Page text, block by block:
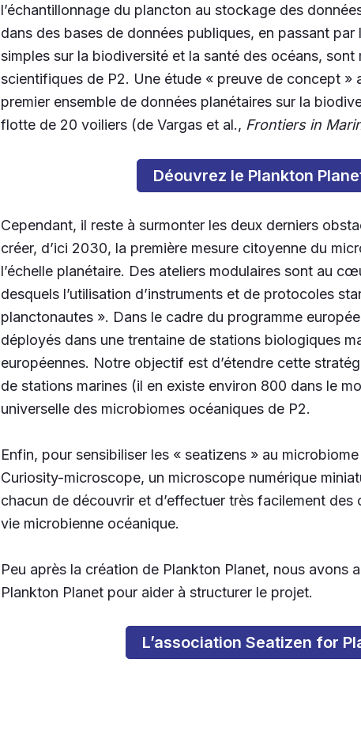
l’échantillonnage du plancton au stockage des
dans des bases de données publiques, en passant par
simples sur la biodiversité et la santé des océans, sont
scientifiques de P2. Une étude « preuve de concept »
premier ensemble de données planétaires sur la
flotte de 20 voiliers (de Vargas et al., Frontiers in
Déouvrez le Plankton
Cependant, il reste à surmonter les deux derniers
créer, d’ici 2030, la première mesure citoyenne du
l’échelle planétaire. Des ateliers modulaires sont au
desquels l’utilisation d’instruments et de protocoles
planctonautes ». Dans le cadre du programme
déployés dans une trentaine de stations biologiques
européennes. Notre objectif est d’étendre cette
de stations marines (il en existe environ 800 dans le
universelle des microbiomes océaniques de P2.
Enfin, pour sensibiliser les « seatizens » au
Curiosity-microscope, un microscope numérique
chacun de découvrir et d’effectuer très facilement
vie microbienne océanique.
Peu après la création de Plankton Planet, nous avons
Plankton Planet pour aider à structurer le projet.
L’association Seatizen for